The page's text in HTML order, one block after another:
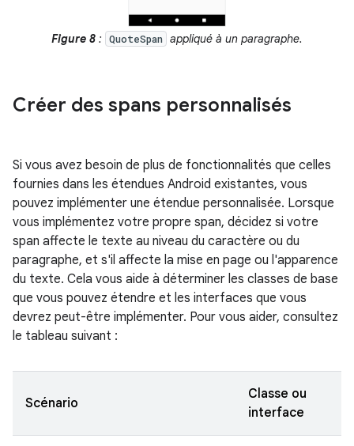
Figure 8 : QuoteSpan appliqué à un paragraphe.
Créer des spans personnalisés
Si vous avez besoin de plus de fonctionnalités que celles
fournies dans les étendues Android existantes, vous
pouvez implémenter une étendue personnalisée. Lorsque
vous implémentez votre propre span, décidez si votre
span affecte le texte au niveau du caractère ou du
paragraphe, et s'il affecte la mise en page ou l'apparence
du texte. Cela vous aide à déterminer les classes de base
que vous pouvez étendre et les interfaces que vous
devrez peut-être implémenter. Pour vous aider, consultez
le tableau suivant :
Scénario
Classe ou
interface